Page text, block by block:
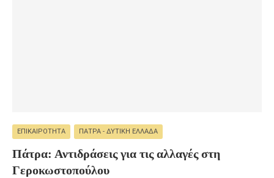
ΕΠΙΚΑΙΡΌΤΗΤΑ ΠΆΤΡΑ - ΔΥΤΙΚΉ ΕΛΛΆΔΑ
Πάτρα: Αντιδράσεις για τις αλλαγές στη
Γεροκωστοπούλου